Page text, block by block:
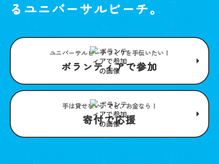
るユニバーサルビーチ。
ユニバーサルビーチつくりを手伝いたい！
ボランティアで参加
手は貸せない。でも、お金なら！
寄付で応援